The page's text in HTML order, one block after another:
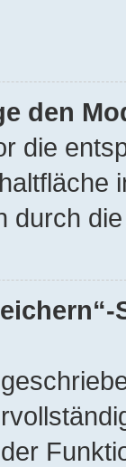
den
die
durch